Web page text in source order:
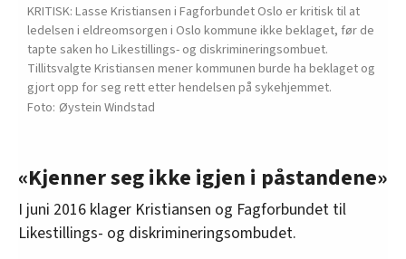
KRITISK: Lasse Kristiansen i Fagforbundet Oslo er kritisk til at
ledelsen i eldreomsorgen i Oslo kommune ikke beklaget, før de
tapte saken ho Likestillings- og diskrimineringsombuet.
Tillitsvalgte Kristiansen mener kommunen burde ha beklaget og
gjort opp for seg rett etter hendelsen på sykehjemmet.
Øystein Windstad
«Kjenner seg ikke igjen i påstandene»
I juni 2016 klager Kristiansen og Fagforbundet til
Likestillings- og diskrimineringsombudet.